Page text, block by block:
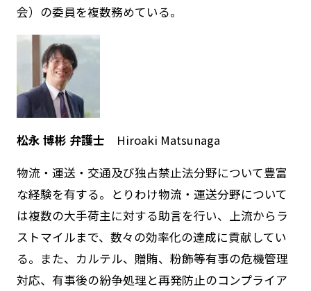
会）の委員を複数務めている。
松永 博彬 弁護士 Hiroaki Matsunaga
物流・運送・交通及び独占禁止法分野について豊富
な経験を有する。とりわけ物流・運送分野について
は複数の大手荷主に対する助言を行い、上流からラ
ストマイルまで、数々の効率化の達成に貢献してい
る。また、カルテル、贈賄、粉飾等有事の危機管理
対応、有事後の紛争処理と再発防止のコンプライア